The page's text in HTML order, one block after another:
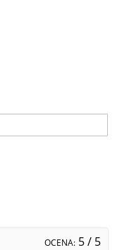
OCENA: 5/ 5